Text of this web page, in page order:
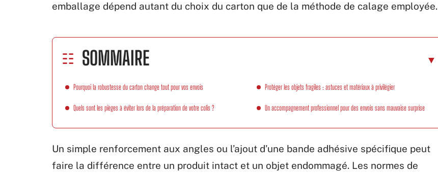
emballage dépend autant du choix du carton que de la méthode de calage employée.
SOMMAIRE
Pourquoi la robustesse du carton change tout pour vos envois
Quels sont les pièges à éviter lors de la préparation de votre colis ?
Protéger les objets fragiles : astuces et matériaux à privilégier
Un accompagnement professionnel pour des envois sans mauvaise surprise
Un simple renforcement aux angles ou l’ajout d’une bande adhésive spécifique peut
faire la différence entre un produit intact et un objet endommagé. Les normes de